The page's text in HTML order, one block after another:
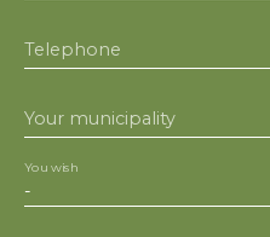
Telephone
Your municipality
-
You wish